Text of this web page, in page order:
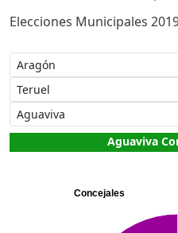
Elecciones Municipales
Aguaviva
Concejales